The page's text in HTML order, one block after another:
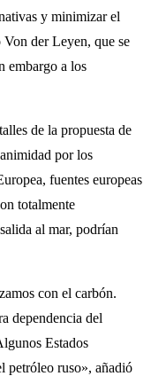
y minimizar el
Von der Leyen, que se
embargo a los
de la propuesta de
por los
fuentes europeas
totalmente
al mar, podrían
con el carbón.
dependencia del
Estados
petróleo ruso», añadió